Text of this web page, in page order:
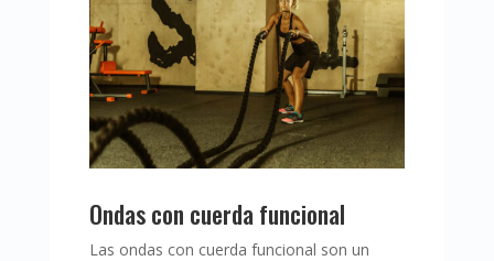
Ondas con cuerda funcional
Las ondas con cuerda funcional son un